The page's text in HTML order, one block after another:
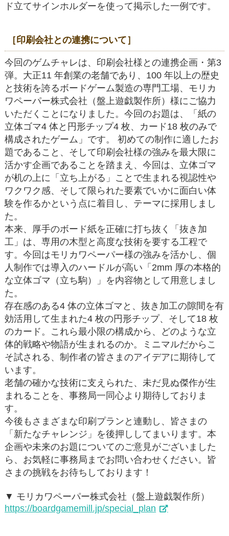
ド立てサインホルダーを使って掲示した一例です。
［印刷会社との連携について］
今回のゲムチャレは、印刷会社様との連携企画・第3
弾。大正11 年創業の老舗であり、100 年以上の歴史
と技術を誇るボードゲーム製造の専門工場、モリカ
ワペーパー株式会社（盤上遊戯製作所）様にご協力
いただくことになりました。今回のお題は、「紙の
立体ゴマ4 体と円形チップ4 枚、カード18 枚のみで
構成されたゲーム」です。 初めての制作に適したお
題であること、そして印刷会社様の強みを最大限に
活かす企画であることを踏まえ、今回は、立体ゴマ
が机の上に「立ち上がる」ことで生まれる視認性や
ワクワク感、そして限られた要素でいかに面白い体
験を作るかという点に着目し、テーマに採用しまし
た。
本来、厚手のボード紙を正確に打ち抜く「抜き加
工」は、専用の木型と高度な技術を要する工程で
す。今回はモリカワペーパー様の強みを活かし、個
人制作では導入のハードルが高い「2mm 厚の本格的
な立体ゴマ（立ち駒）」を内容物として用意しまし
た。
存在感のある4 体の立体ゴマと、抜き加工の隙間を有
効活用して生まれた4 枚の円形チップ、そして18 枚
のカード。これら最小限の構成から、どのような立
体的戦略や物語が生まれるのか。ミニマルだからこ
そ試される、制作者の皆さまのアイデアに期待して
います。
老舗の確かな技術に支えられた、未だ見ぬ傑作が生
まれることを、事務局一同心より期待しておりま
す。
今後もさまざまな印刷プランと連動し、皆さまの
「新たなチャレンジ」を後押ししてまいります。本
企画や未来のお題についてのご意見がございました
ら、お気軽に事務局までお問い合わせください。皆
さまの挑戦をお待ちしております！
▼ モリカワペーパー株式会社（盤上遊戯製作所）
https://boardgamemill.jp/special_plan